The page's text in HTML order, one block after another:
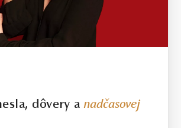
dôvery anadčasovej